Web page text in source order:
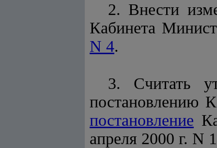
2. Внести
Кабинета
N 4.
3. Считать
постановлению
постановление
апреля 2000 г. N